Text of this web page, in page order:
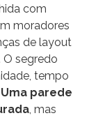
com
moradores
de layout
O segredo
tempo
Uma parede
, mas